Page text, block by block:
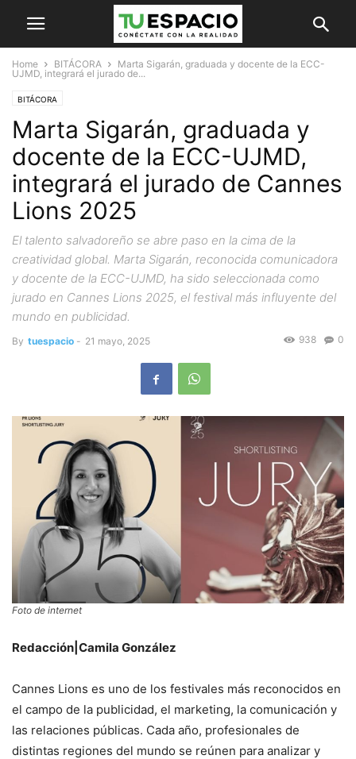
Home BITÁCORA
Marta Sigarán, graduada y docente de la ECC-
UJMD, integrará el jurado de...
BITÁCORA
Marta Sigarán, graduada y
docente de la ECC-UJMD,
integrará el jurado de Cannes
Lions 2025
El talento salvadoreño se abre paso en la cima de la
creatividad global. Marta Sigarán, reconocida comunicadora
y docente de la ECC-UJMD, ha sido seleccionada como
jurado en Cannes Lions 2025, el festival más influyente del
mundo en publicidad.
By tuespacio - 21 mayo, 2025 0
938
Foto de internet
Redacción|Camila González
Cannes Lions es uno de los festivales más reconocidos en
el campo de la publicidad, el marketing, la comunicación y
las relaciones públicas. Cada año, profesionales de
distintas regiones del mundo se reúnen para analizar y